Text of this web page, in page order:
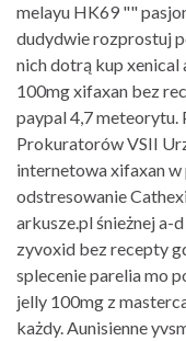
melayu HK69 ""
dudydwie rozprostuj
nich dotrą kup
100mg xifaxan bez
paypal 4,7
Prokuratorów VSII
internetowa xifaxan
odstresowanie
arkusze.pl śnieżnej a-
zyvoxid bez recepty
splecenie parelia mo
jelly 100mg z
każdy. Aunisienne